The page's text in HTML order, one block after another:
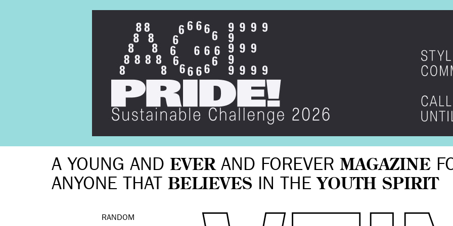
A YOUNG AND EVERAND FOREVER MAGAZINE
ANYONE THAT BELIEVES IN THE YOUTH SPIRIT
RANDOM